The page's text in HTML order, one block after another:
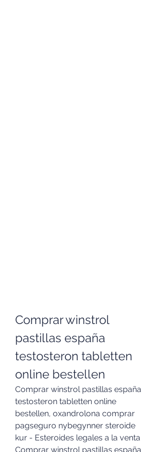
Comprar winstrol
pastillas españa
testosteron tabletten
online bestellen
Comprar winstrol pastillas españa
testosteron tabletten online
bestellen, oxandrolona comprar
pagseguro nybegynner steroide
kur - Esteroides legales a la venta
Comprar winstrol pastillas españa